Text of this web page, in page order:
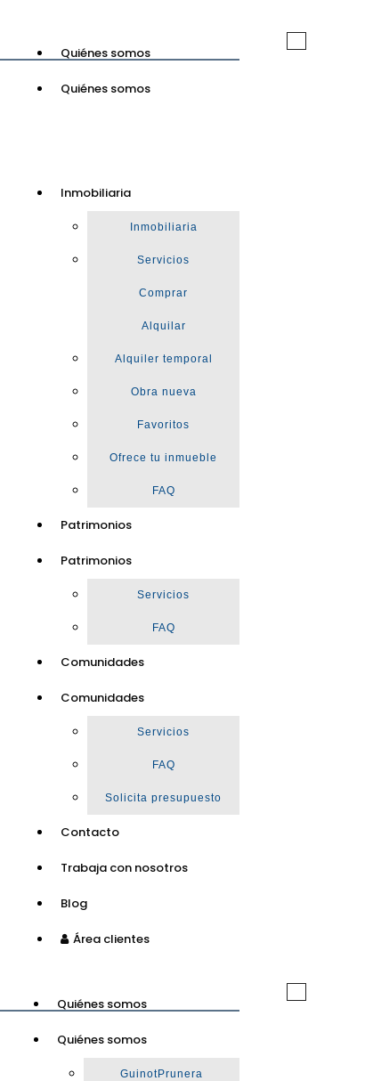
Toggle
Quiénes somos
Quiénes somos
Inmobiliaria
Inmobiliaria
Servicios
Comprar
Alquilar
Alquiler temporal
Obra nueva
Favoritos
Ofrece tu inmueble
FAQ
Patrimonios
Patrimonios
Servicios
FAQ
Comunidades
Comunidades
Servicios
FAQ
Solicita presupuesto
Contacto
Trabaja con nosotros
Blog
Área clientes
Toggle
Quiénes somos
Quiénes somos
GuinotPrunera